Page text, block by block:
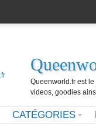
Queenworld.fr est
videos, goodies
CATÉGORIES